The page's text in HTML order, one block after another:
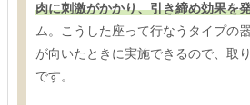
肉に刺激がかかり、引き締め効果を
ム。こうした座って行なうタイプの
が向いたときに実施できるので、取
です。